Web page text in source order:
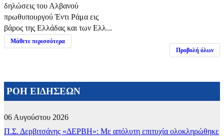
δηλώσεις του Αλβανού
πρωθυπουργού Έντι Ράμα εις
βάρος της Ελλάδας και των Ελλ...
Μάθετε περισσότερα
Προβολή όλων
ΡΟΗ ΕΙΔΗΣΕΩΝ
06 Αυγούστου 2026
Π.Σ. Δερβιτσάνης «ΔΕΡΒΗ»: Με απόλυτη επιτυχία ολοκληρώθηκε